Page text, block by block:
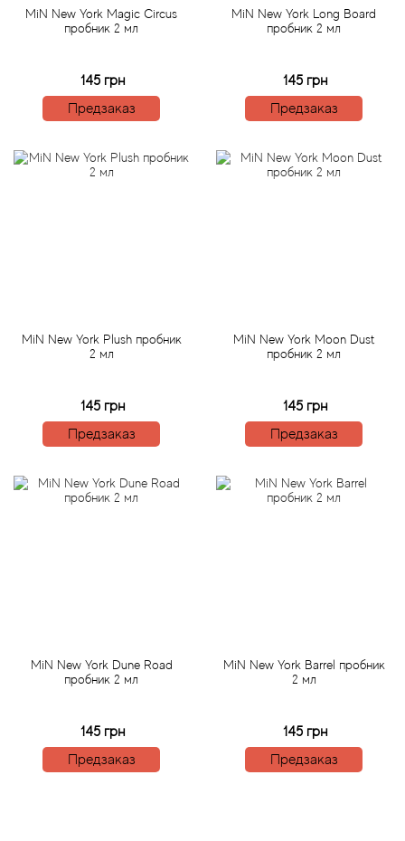
MiN New York Magic Circus
пробник 2 мл
145 грн
Предзаказ
MiN New York Long Board
пробник 2 мл
145 грн
Предзаказ
MiN New York Plush пробник
2 мл
145 грн
Предзаказ
MiN New York Moon Dust
пробник 2 мл
145 грн
Предзаказ
MiN New York Dune Road
пробник 2 мл
145 грн
Предзаказ
MiN New York Barrel пробник
2 мл
145 грн
Предзаказ
Baviphat
Benetton
Beyonce
Biehl Parfumkunstwerke
Bijan
Bogart